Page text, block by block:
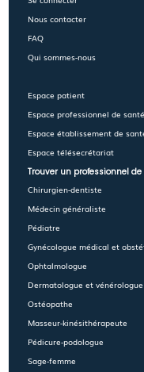
Nous contacter
FAQ
Qui sommes-nous
Espace patient
Espace professionnel de santé
Espace établissement de
Espace télésecrétariat
Trouver un professionnel
Chirurgien-dentiste
Médecin généraliste
Pédiatre
Gynécologue médical et
Ophtalmologue
Dermatologue et vénérologue
Ostéopathe
Masseur-kinésithérapeute
Pédicure-podologue
Sage-femme